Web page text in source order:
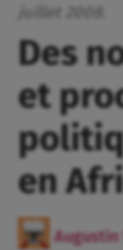
juillet
Des
et
en
Augustin